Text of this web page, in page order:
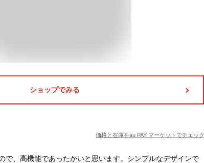
ショップでみる
価格と在庫をau PAY マーケット でチェック
で、高機能であったかいと思います。シンプルなデザインで